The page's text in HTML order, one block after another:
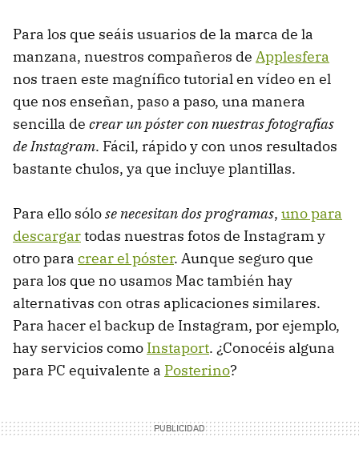
Para los que seáis usuarios de la marca de la
manzana, nuestros compañeros de Applesfera
nos traen este magnífico tutorial en vídeo en el
que nos enseñan, paso a paso, una manera
sencilla de crear un póster con nuestras fotografías
de Instagram. Fácil, rápido y con unos resultados
bastante chulos, ya que incluye plantillas.
Para ello sólose necesitan dos programas, uno para
descargartodas nuestras fotos de Instagram y
otro para crear el póster. Aunque seguro que
para los que no usamos Mac también hay
alternativas con otras aplicaciones similares.
Para hacer el backup de Instagram, por ejemplo,
hay servicios como Instaport. ¿Conocéis alguna
para PC equivalente a Posterino?